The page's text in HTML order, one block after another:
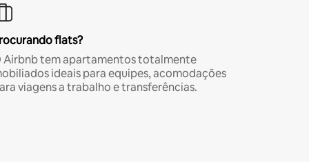
flats?
Airbnb tem apartamentos totalmente
ideais para equipes, acomodações
viagens a trabalho e transferências.